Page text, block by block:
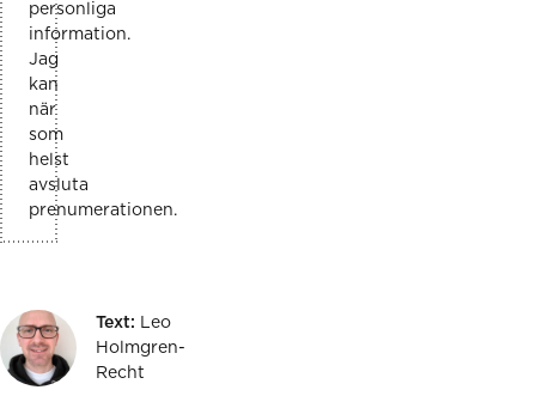
personliga
information.
Jag
kan
när
som
helst
avsluta
prenumerationen.
Text:
Leo
Holmgren-
Recht